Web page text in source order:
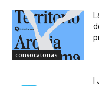
convocatorias